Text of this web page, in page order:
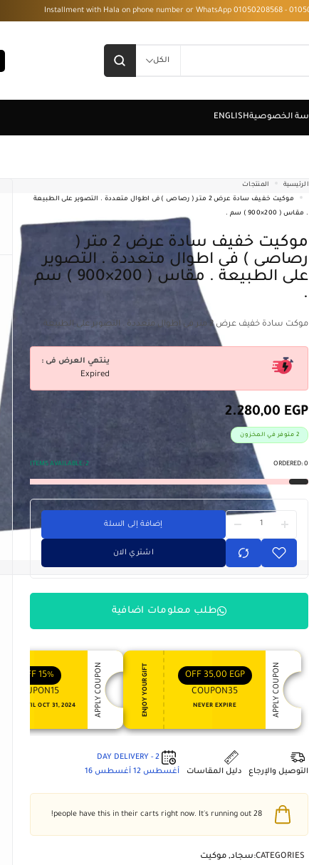
الكل
الرئيسية
المنتجات
موكيت خفيف سادة عرض 2 متر ( رصاصى ) فى اطوال متعددة . التصوير على الطبيعة
. مقاس ( 200×900 ) سم .
موكيت خفيف سادة عرض 2 متر (
رصاصى ) فى اطوال متعددة . التصوير
على الطبيعة . مقاس ( 200×900 ) سم
.
موكت سادة خفيف عرض 2 متر فى اطوال متعددة . التصوير على الطبيعة
ينتهي العرض فى :
Expired
2.280,00 EGP
2 متوفر في المخزون
ORDERED: 0
ITEMS AVAILABLE: 2
إضافة إلى السلة
اشتري الان
طلب معلومات اضافية
ENJOY YOUR GIFT 35,00 EGP
OFF
COUPON35
NEVER EXPIRE APPLY COUPON
15%
OFF
COUPON15
VALID UNTIL OCT 31, 2024 APPLY COUPON
التوصيل والإرجاع دليل المقاسات
2 - DAY DELIVERY
أغسطس 12
أغسطس 16
28
CATEGORIES: سجاد, موكيت